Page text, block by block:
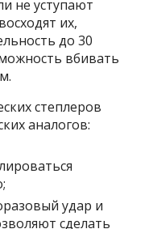
не уступают
их,
до 30
вбивать
степлеров
аналогов:
удар и
сделать